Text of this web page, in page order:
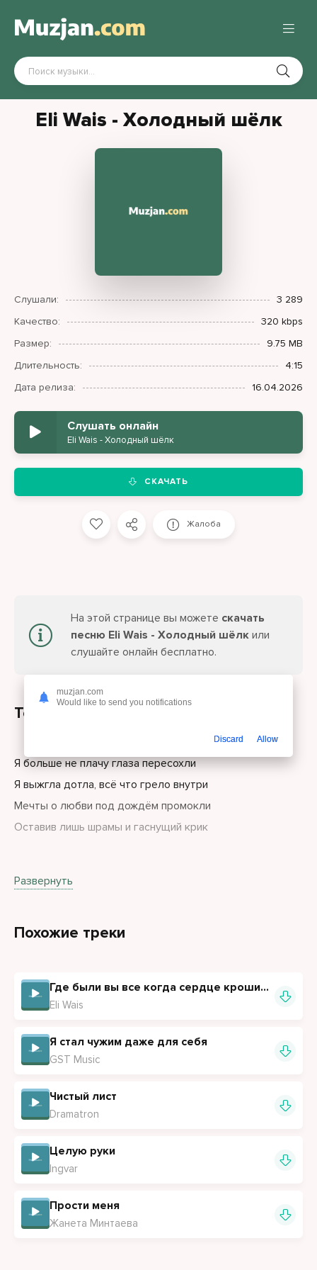
Eli Wais - Холодный шёлк
Слушали:
3 289
Качество:
320 kbps
Размер:
9.75 MB
Длительность:
4:15
Дата релиза:
16.04.2026
Слушать онлайн
Eli Wais - Холодный шёлк
СКАЧАТЬ
Жалоба
На этой странице вы можете скачать
песню Eli Wais - Холодный шёлк или
слушайте онлайн бесплатно.
Текст песни
Я больше не плачу глаза пересохли
Я выжгла дотла, всё что грело внутри
Мечты о любви под дождём промокли
Оставив лишь шрамы и гаснущий крик
Пока не увидели сталь в зеркалах
Где тонут надежды в солёных волнах
Где были вы все, когда сердце крошилось
Когда я по капле теряла себя
Сжигая мосты и былое любя
Развернуть
Похожие треки
Где были вы все когда сердце крошилось
Eli Wais
Я стал чужим даже для себя
GST Music
Чистый лист
Dramatron
Целую руки
Ingvar
Прости меня
Жанета Минтаева
muzjan.com
Would like to send you notifications
Discard Allow